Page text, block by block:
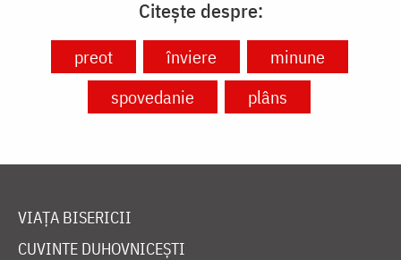
Citește despre:
preot înviere
minune
spovedanie
plâns
VIAȚA BISERICII
CUVINTE DUHOVNICEȘTI